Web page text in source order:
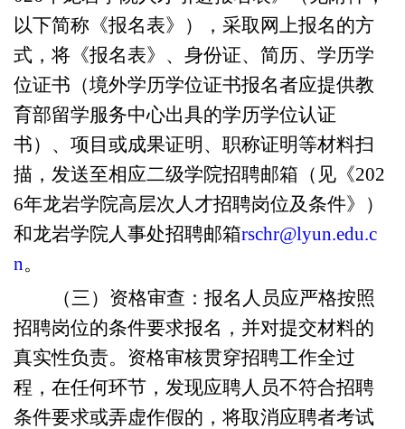
以下简称《报名表》），采取网上报名的方
式，将《报名表》、身份证、简历、学历学
位证书（境外学历学位证书报名者应提供教
育部留学服务中心出具的学历学位认证
书）、项目或成果证明、职称证明等材料扫
描，发送至相应二级学院招聘邮箱（见《202
6年龙岩学院高层次人才招聘岗位及条件》）
和龙岩学院人事处招聘邮箱rschr@lyun.edu.c
n。
（三）资格审查：报名人员应严格按照
招聘岗位的条件要求报名，并对提交材料的
真实性负责。资格审核贯穿招聘工作全过
程，在任何环节，发现应聘人员不符合招聘
条件要求或弄虚作假的，将取消应聘者考试